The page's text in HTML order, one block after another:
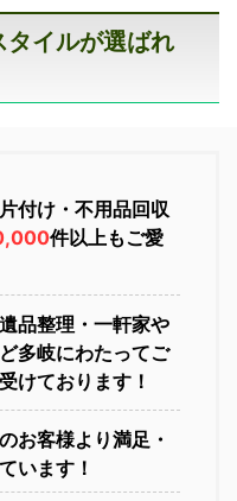
室蘭不用品回収
タイルが選ばれ
付け・不用品回収
件以上もご愛
品整理・一軒家や
多岐にわたってご
けております！
お客様より満足・
います！